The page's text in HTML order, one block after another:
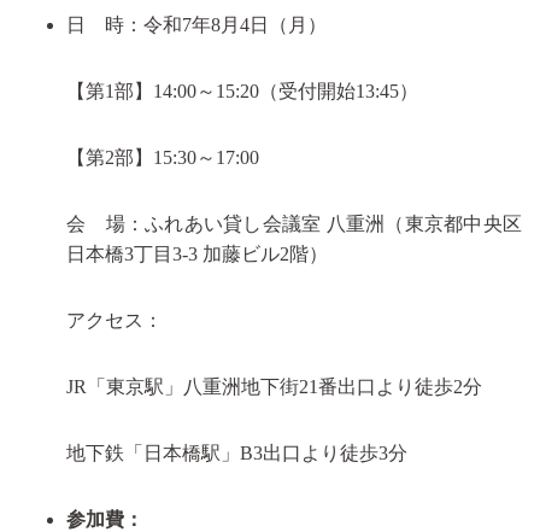
日 時：令和7年8月4日（月）
【第1部】14:00～15:20（受付開始13:45）
【第2部】15:30～17:00
会 場：ふれあい貸し会議室 八重洲（東京都中央区
日本橋3丁目3-3 加藤ビル2階）
アクセス：
JR「東京駅」八重洲地下街21番出口より徒歩2分
地下鉄「日本橋駅」B3出口より徒歩3分
参加費：